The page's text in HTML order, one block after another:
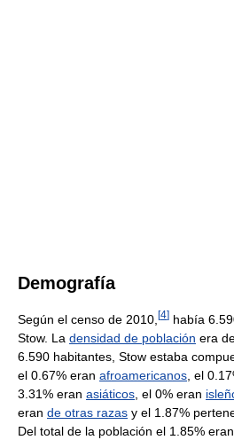
Demografía
Según el censo de 2010, [4] había
Stow. La densidad de población era
6.590 habitantes, Stow estaba
el 0.67% eran afroamericanos , el
3.31% eran asiáticos , el 0% eran
eran de otras razas y el 1.87%
Del total de la población el 1.85%